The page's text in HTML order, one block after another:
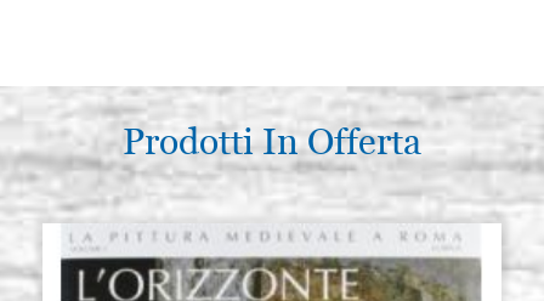
Prodotti In Offerta